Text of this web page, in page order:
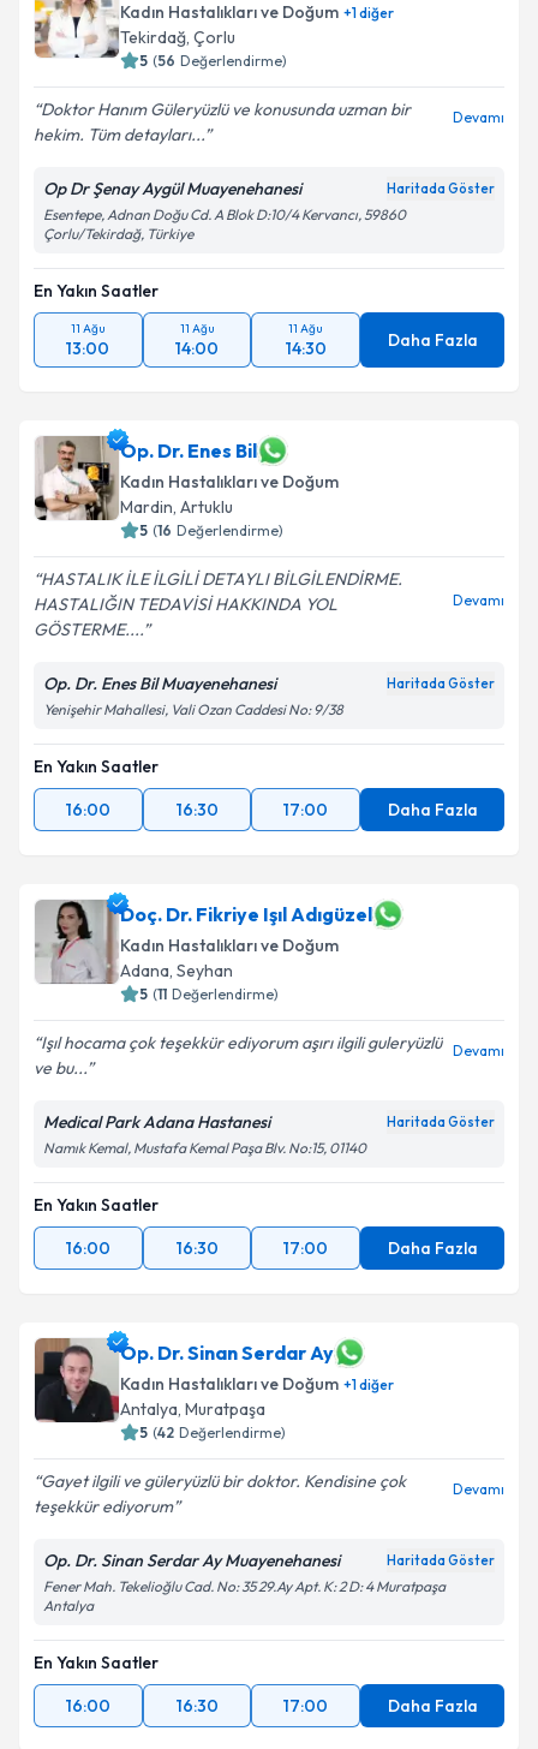
Kadın Hastalıkları ve Doğum +1diğer
Tekirdağ, Çorlu
5 (56 Değerlendirme)
Doktor Hanım Güleryüzlü ve konusunda uzman bir
hekim. Tüm detayları...
Devamı
Op Dr Şenay Aygül Muayenehanesi Haritada Göster
Esentepe, Adnan Doğu Cd. A Blok D:10/4 Kervancı, 59860
Çorlu/Tekirdağ, Türkiye
En Yakın Saatler
11 Ağu
13:00
11 Ağu
14:00
11 Ağu
14:30 Daha Fazla
Op. Dr. Enes Bil
Kadın Hastalıkları ve Doğum
Mardin, Artuklu
5 (16 Değerlendirme)
HASTALIK İLE İLGİLİ DETAYLI BİLGİLENDİRME.
HASTALIĞIN TEDAVİSİ HAKKINDA YOL
GÖSTERME....
Devamı
Op. Dr. Enes Bil Muayenehanesi Haritada Göster
Yenişehir Mahallesi, Vali Ozan Caddesi No: 9/38
En Yakın Saatler
16:00
16:30 17:00 Daha Fazla
Doç. Dr. Fikriye Işıl Adıgüzel
Kadın Hastalıkları ve Doğum
Adana, Seyhan
5 (11 Değerlendirme)
Işıl hocama çok teşekkür ediyorum aşırı ilgili guleryüzlü
ve bu...
Devamı
Medical Park Adana Hastanesi Haritada Göster
Namık Kemal, Mustafa Kemal Paşa Blv. No:15, 01140
En Yakın Saatler
16:00
16:30 17:00 Daha Fazla
Op. Dr. Sinan Serdar Ay
Kadın Hastalıkları ve Doğum +1diğer
Antalya, Muratpaşa
5 (42 Değerlendirme)
Gayet ilgili ve güleryüzlü bir doktor. Kendisine çok
teşekkür ediyorum
Devamı
Op. Dr. Sinan Serdar Ay Muayenehanesi Haritada Göster
Fener Mah. Tekelioğlu Cad. No: 35 29.Ay Apt. K: 2 D: 4 Muratpaşa
Antalya
En Yakın Saatler
16:00
16:30 17:00 Daha Fazla